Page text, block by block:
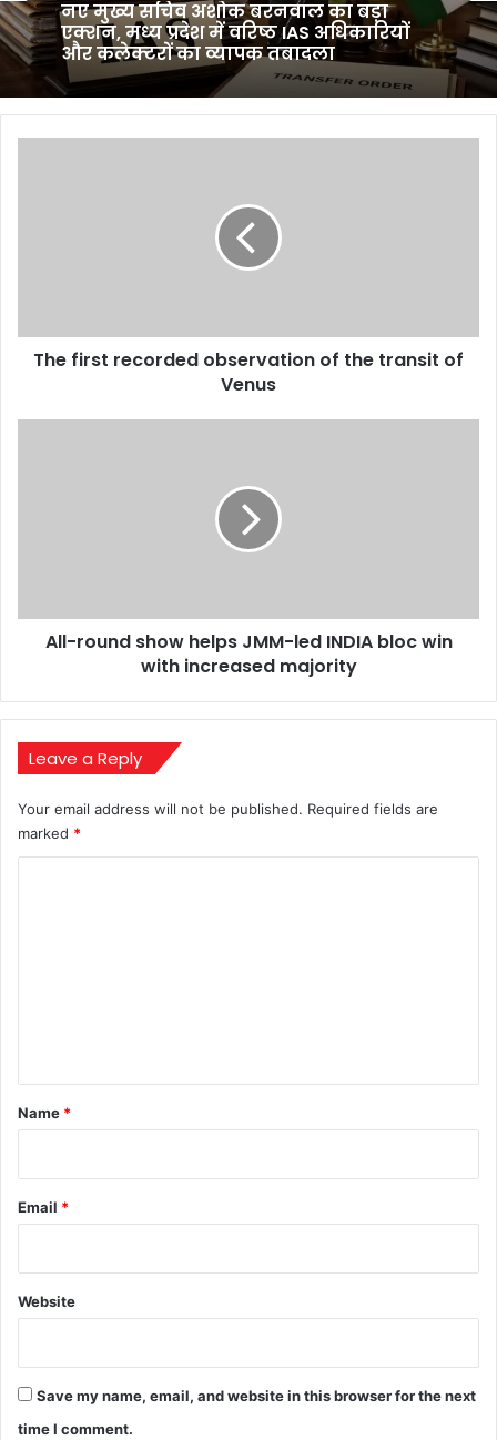
नए मुख्य सचिव अशोक बरनवाल का बड़ा
एक्शन, मध्य प्रदेश में वरिष्ठ IAS अधिकारियों
और कलेक्टरों का व्यापक तबादला
Venus
The first recorded observation of the transit of
Venus
win
All-round show helps JMM-led INDIA bloc win
with increased majority
Leave a Reply
Your email address will not be published. Required fields are
marked *
*
Name *
Email *
Website
Save my name, email, and website in this browser for the next
time I comment.